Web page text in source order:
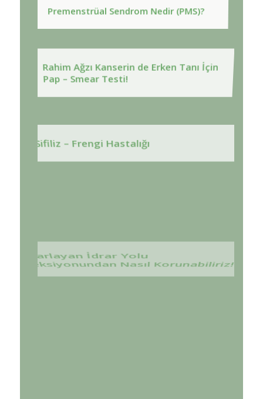
Premenstrüal Sendrom Nedir (PMS)?
Rahim Ağzı Kanserin de Erken Tanı İçin
Pap – Smear Testi!
Tekrarlayan İdrar Yolu
Tekrarlayan Vulvovajinal Kandida (VVK)
– Mantar – İnfeksiyonlarında Koruyucu